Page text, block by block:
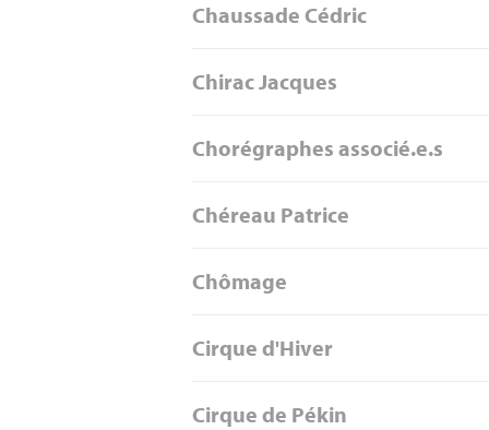
Chaussade Cédric
Chirac Jacques
Chorégraphes associé.e.s
Chéreau Patrice
Chômage
Cirque d'Hiver
Cirque de Pékin